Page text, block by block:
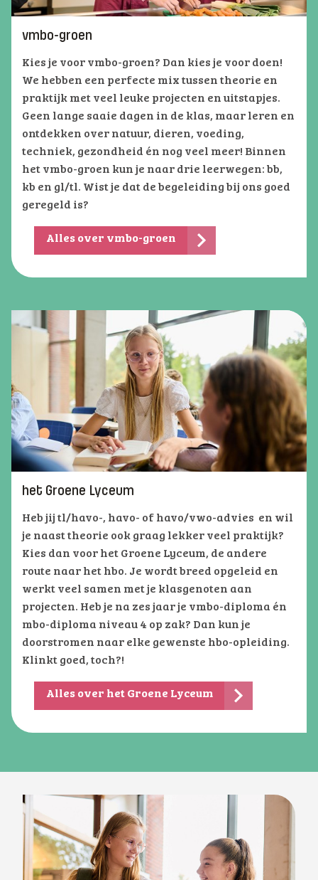
vmbo-groen
Kies je voor vmbo-groen? Dan kies je voor doen!
We hebben een perfecte mix tussen theorie en
praktijk met veel leuke projecten en uitstapjes.
Geen lange saaie dagen in de klas, maar leren en
ontdekken over natuur, dieren, voeding,
techniek, gezondheid én nog veel meer! Binnen
het vmbo-groen kun je naar drie leerwegen: bb,
kb en gl/tl. Wist je dat de begeleiding bij ons goed
geregeld is?
Alles over vmbo-groen
het Groene Lyceum
Heb jij tl/havo-, havo- of havo/vwo-advies en wil
je naast theorie ook graag lekker veel praktijk?
Kies dan voor het Groene Lyceum, de andere
route naar het hbo. Je wordt breed opgeleid en
werkt veel samen met je klasgenoten aan
projecten. Heb je na zes jaar je vmbo-diploma én
mbo-diploma niveau 4 op zak? Dan kun je
doorstromen naar elke gewenste hbo-opleiding.
Klinkt goed, toch?!
Alles over het Groene Lyceum